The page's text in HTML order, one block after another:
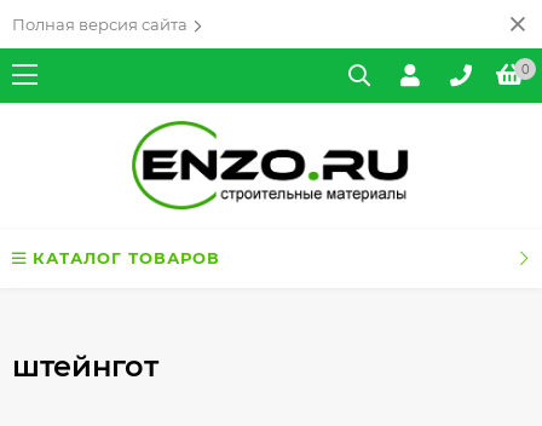
Полная версия сайта
0
КАТАЛОГ ТОВАРОВ
штейнгот